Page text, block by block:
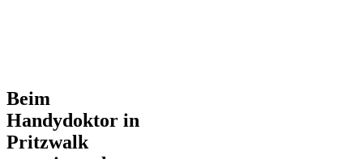
Beim
Handydoktor in
Pritzwalk